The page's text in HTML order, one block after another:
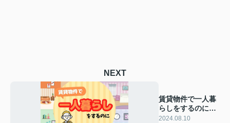
NEXT
賃貸物件で一人暮
らしをするのに適
した間取りについ
2024.08.10